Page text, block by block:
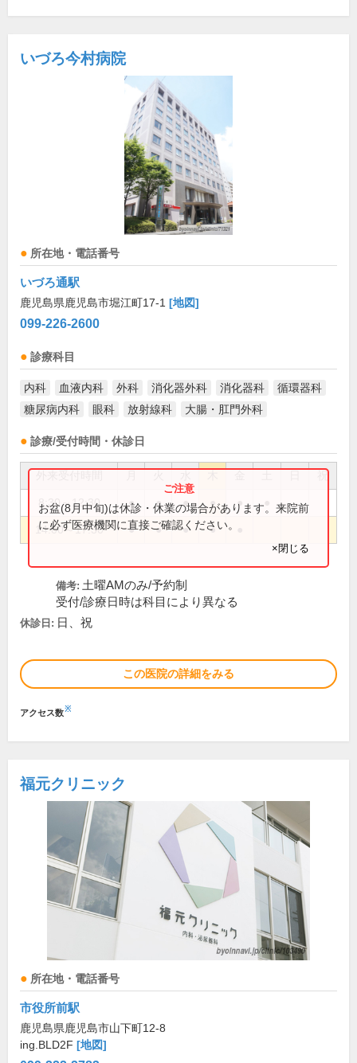
いづろ今村病院
所在地・電話番号
いづろ通駅
鹿児島県鹿児島市堀江町17-1 [地図]
099-226-2600
診療科目
内科 血液内科 外科 消化器外科 消化器科
循環器科
糖尿病内科
眼科 放射線科 大腸・肛門外科
診療/受付時間・休診日
祝
8:30～12:30 ● ● ● ● ●
14:00～17:30 ● ● ● ●
お盆(8月中旬)は休診・休業の場合があります。来院前
に必ず医療機関に直接ご確認ください。
×閉じる
備考: 土曜AMのみ/予約制
受付/診療日時は科目により異なる
休診日: 日、祝
この医院の詳細をみる
アクセス数※
福元クリニック
所在地・電話番号
市役所前駅
鹿児島県鹿児島市山下町12-8
ing.BLD2F [地図]